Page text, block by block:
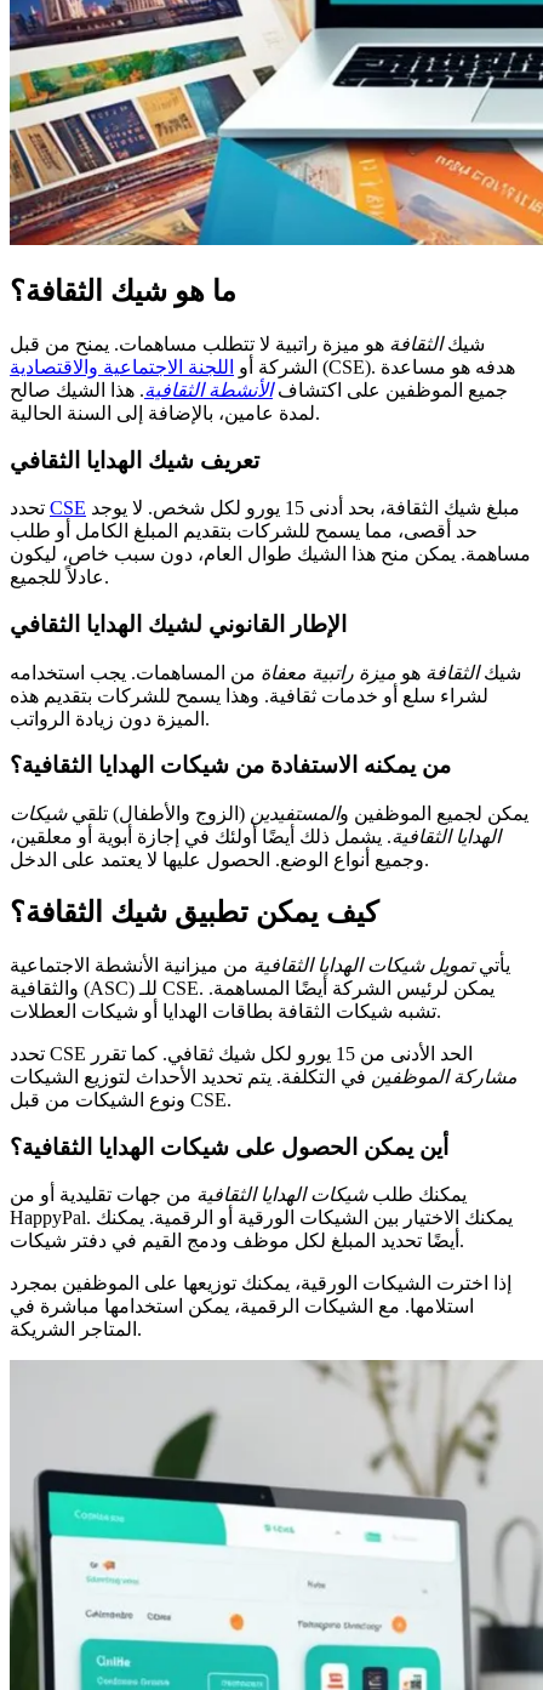
ما هو شيك الثقافة؟
شيكالثقافة هو ميزة راتبية لا تتطلب مساهمات. يمنح من قبل
الشركة أو اللجنة الاجتماعية والاقتصادية
(CSE). هدفه هو مساعدة
جميع الموظفين على اكتشافالأنشطة الثقافية. هذا الشيك صالح
لمدة عامين، بالإضافة إلى السنة الحالية.
تعريف شيك الهدايا الثقافي
CSE
حد أقصى، مما يسمح للشركات بتقديم المبلغ الكامل أو طلب
مساهمة. يمكن منح هذا الشيك طوال العام، دون سبب خاص، ليكون
عادلاً للجميع.
الإطار القانوني لشيك الهدايا الثقافي
شيكالثقافة هو ميزة راتبية معفاة من المساهمات. يجب استخدامه
لشراء سلع أو خدمات ثقافية. وهذا يسمح للشركات بتقديم هذه
الميزة دون زيادة الرواتب.
من يمكنه الاستفادة من شيكات الهدايا الثقافية؟
يمكن لجميع الموظفين والمستفيدين (الزوج والأطفال) تلقيشيكات
الهدايا الثقافية. يشمل ذلك أيضًا أولئك في إجازة أبوية أو معلقين،
وجميع أنواع الوضع. الحصول عليها لا يعتمد على الدخل.
كيف يمكن تطبيق شيك الثقافة؟
يأتيتمويل شيكات الهدايا الثقافية من ميزانية الأنشطة الاجتماعية
والثقافية (ASC) للـ CSE. يمكن لرئيس الشركة أيضًا المساهمة.
تشبه شيكات الثقافة بطاقات الهدايا أو شيكات العطلات.
تحدد CSE الحد الأدنى من 15 يورو لكل شيك ثقافي. كما تقرر
مشاركة الموظفين في التكلفة. يتم تحديد الأحداث لتوزيع الشيكات
ونوع الشيكات من قبل CSE.
أين يمكن الحصول على شيكات الهدايا الثقافية؟
يمكنك طلبشيكات الهدايا الثقافية من جهات تقليدية أو من
HappyPal. يمكنك الاختيار بين الشيكات الورقية أو الرقمية. يمكنك
أيضًا تحديد المبلغ لكل موظف ودمج القيم في دفتر شيكات.
إذا اخترت الشيكات الورقية، يمكنك توزيعها على الموظفين بمجرد
استلامها. مع الشيكات الرقمية، يمكن استخدامها مباشرة في
المتاجر الشريكة.